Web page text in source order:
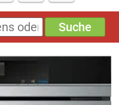
Suche